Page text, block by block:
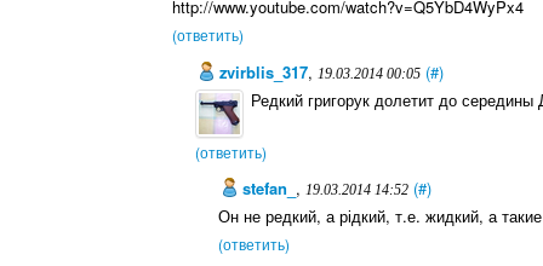
http://www.youtube.com/watch?v=Q5YbD4WyPx4
(ответить)
zvirblis_317, 19.03.2014 00:05 (#)
Редкий григорук долетит до середины
(ответить)
stefan_ , 19.03.2014 14:52 (#)
Он не редкий, а рідкий, т.е. жидкий, а
(ответить)